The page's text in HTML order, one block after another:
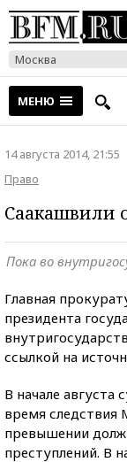
Москва
МЕНЮ
14 августа 2014, 21:55
Право
Саакашвили
Пока во
Главная
президента
ссылкой на
В начале августа
время следствия
превышении
преступлений. В